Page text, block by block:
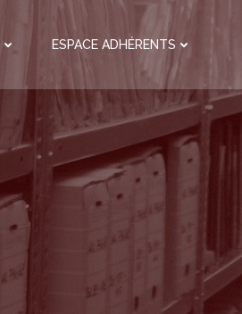
ESPACE ADHÉRENTS